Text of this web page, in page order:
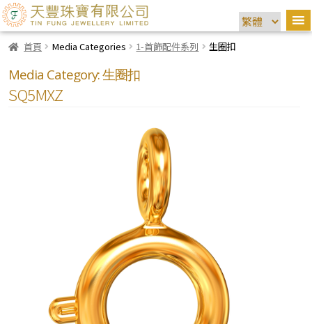
首頁 Media Categories 1-首飾配件系列 生圈扣
Media Category:生圈扣
SQ5MXZ